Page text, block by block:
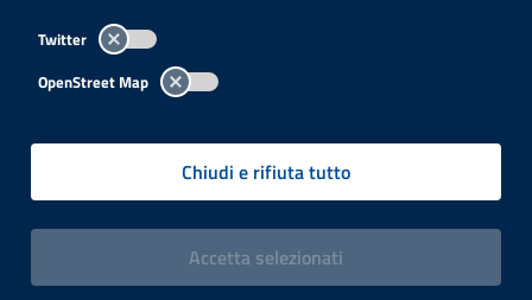
Twitter
OpenStreet Map
Chiudi e rifiuta tutto
Accettai cookies
selezionati
Per l'utilizzo del logo e dei dati fare riferimento al regolamento
consultabile aquesta pagina
P.IVA: 13015060158 | CUU-PA: UFCPQZ